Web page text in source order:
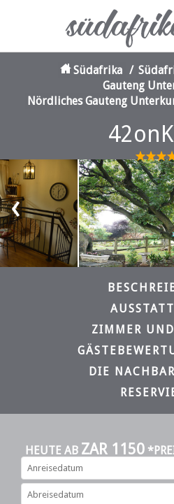
Südafrika /
Gauteng
Nördliches Gauteng
‹
ZIMMER
DIE
HEUTE AB ZAR 1150